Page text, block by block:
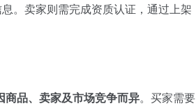
。卖家则需完成资质认证，通过上架
商品、卖家及市场竞争而异。买家需要